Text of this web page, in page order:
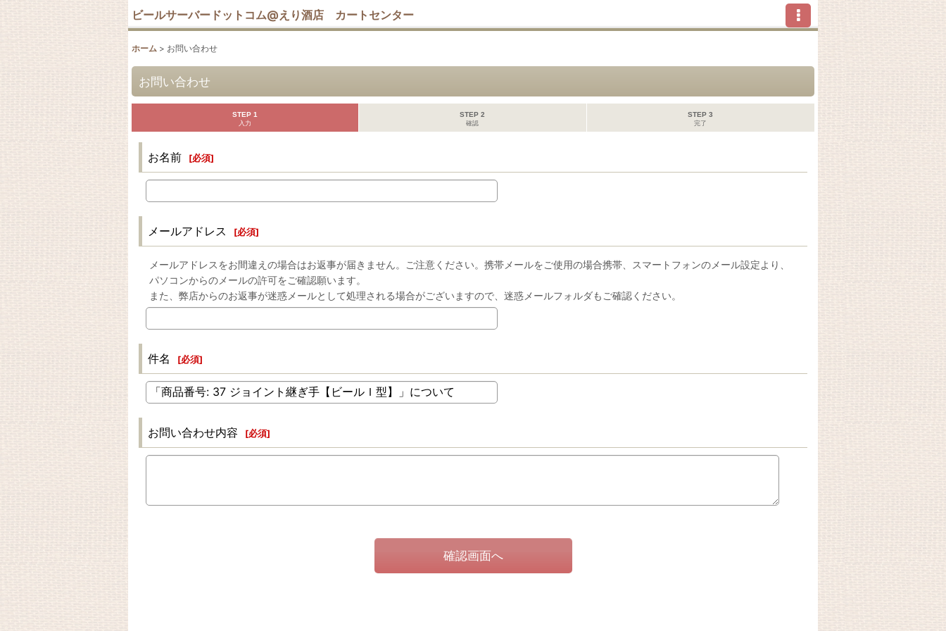
ビールサーバードットコム@えり酒店 カートセンター
ホーム > お問い合わせ
お問い合わせ
STEP 1
入力
STEP 2
確認
STEP 3
完了
お名前 [必須]
メールアドレス [必須]
メールアドレスをお間違えの場合はお返事が届きません。ご注意ください。携帯メールをご使用の場合携帯、スマートフォンのメール設定より、
パソコンからのメールの許可をご確認願います。
また、弊店からのお返事が迷惑メールとして処理される場合がございますので、迷惑メールフォルダもご確認ください。
件名 [必須]
お問い合わせ内容 [必須]
確認画面へ